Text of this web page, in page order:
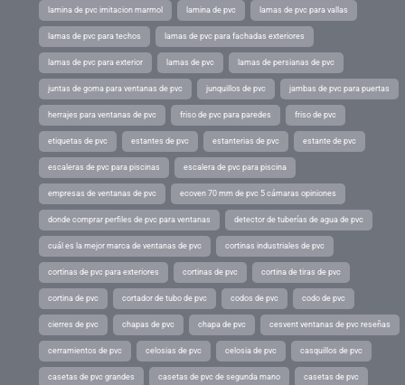
lamina de pvc imitacion marmol lamina de pvc lamas de pvc para vallas
lamas de pvc para techos lamas de pvc para fachadas exteriores
lamas de pvc para exterior lamas de pvc lamas de persianas de pvc
juntas de goma para ventanas de pvc junquillos de pvc jambas de pvc para puertas
herrajes para ventanas de pvc friso de pvc para paredes friso de pvc
etiquetas de pvc estantes de pvc estanterias de pvc estante de pvc
escaleras de pvc para piscinas escalera de pvc para piscina
empresas de ventanas de pvc ecoven 70 mm de pvc 5 cámaras opiniones
donde comprar perfiles de pvc para ventanas detector de tuberías de agua de pvc
cuál es la mejor marca de ventanas de pvc cortinas industriales de pvc
cortinas de pvc para exteriores cortinas de pvc cortina de tiras de pvc
cortina de pvc cortador de tubo de pvc codos de pvc codo de pvc
cierres de pvc chapas de pvc chapa de pvc cesvent ventanas de pvc reseñas
cerramientos de pvc celosias de pvc celosia de pvc casquillos de pvc
casetas de pvc grandes casetas de pvc de segunda mano casetas de pvc